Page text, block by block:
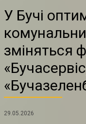
У Бучі
зміняться
29.05.2026